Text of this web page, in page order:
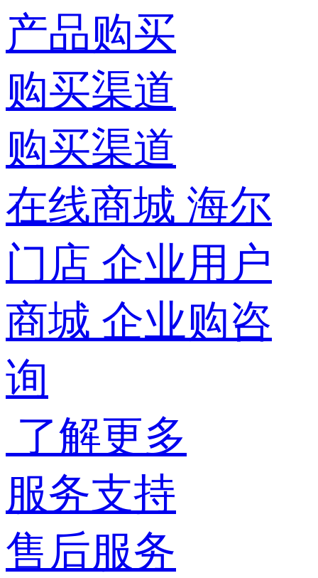
产品购买
购买渠道
购买渠道
在线商城 海尔
门店 企业用户
商城 企业购咨
询
了解更多
服务支持
售后服务